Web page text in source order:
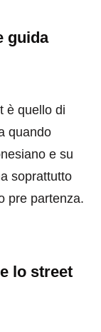
guida
è quello di
quando
e su
soprattutto
pre partenza.
lo street